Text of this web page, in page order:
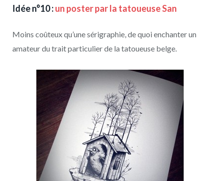
Idée n°10 :un poster par la tatoueuse San
Moins coûteux qu’une sérigraphie, de quoi enchanter un
amateur du trait particulier de la tatoueuse belge.